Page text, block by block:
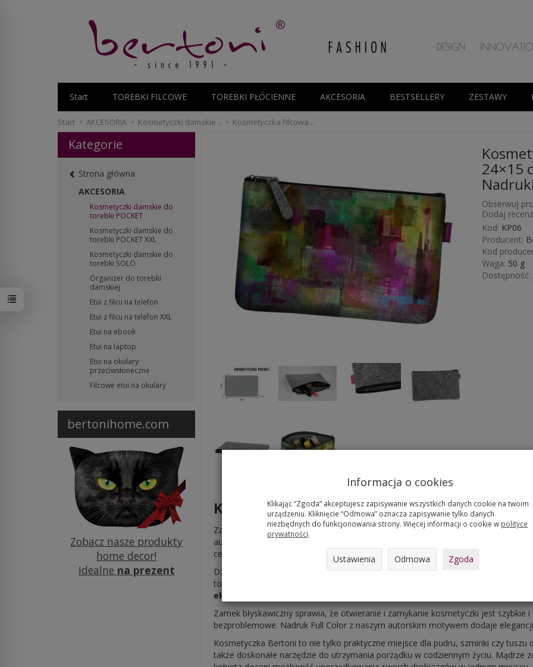
Start TOREBKI FILCOWE TOREBKI PŁÓCIENNE AKCESORIA BESTSELLERY ZESTAWY
Start AKCESORIA Kosmetyczki damskie .. Kosmetyczka Filcowa ..
24×15
Obserwuj
Dodaj
Kod: KP06
Producent:
Kod
Waga: 50 g
Dostępność:
Kosmetyczka Pocket - Gest
Zapewnij sobie stylowe i funkcjonalne rozwiązanie dzięki naszej kosmetyczce
autorskim wzorem. Ta praktyczna kosmetyczka została stworzona z myślą o
cenią porządek i chcą mieć wszystkie swoje niezbędne kosmetyki zawsze pod ręką.
Dzięki wymiarom
, nasza kosmetyczka POCKET doskonale wpasuje się
torebki, zapewniając łatwe przenoszenie swoich osobistych kosmetyków.
ekologicznego
Zamek błyskawiczny sprawia, że otwieranie i zamykanie kosmetyczki jest szybkie i
bezproblemowe. Nadruk Full Color z naszym autorskim motywem dodaje
Kosmetyczka Bertoni to nie tylko praktyczne miejsce dla pudru, szminki czy tuszu
także doskonałe narzędzie do utrzymania porządku w codziennym życiu. Mądrze
Kategorie
Strona główna
AKCESORIA
Kosmetyczki damskie do
torebki POCKET
Kosmetyczki damskie do
torebki POCKET XXL
Kosmetyczki damskie do
torebki SOLO
Organizer do torebki
damskiej
Etui z filcu na telefon
Etui z filcu na telefon XXL
Etui na ebook
Etui na laptop
Etui na okulary
przeciwsłoneczne
Filcowe etui na okulary
bertonihome.com
Zobacz nasze produkty
home decor!
Idealne na prezent
Informacja o cookies
Klikając “Zgoda” akceptujesz zapisywanie wszystkich danych cookie na twoim
urządzeniu. Kliknięcie “Odmowa” oznacza zapisywanie tylko danych
niezbędnych do funkcjonowania strony. Więcej informacji o cookie w polityce
prywatności.
Ustawienia Odmowa Zgoda